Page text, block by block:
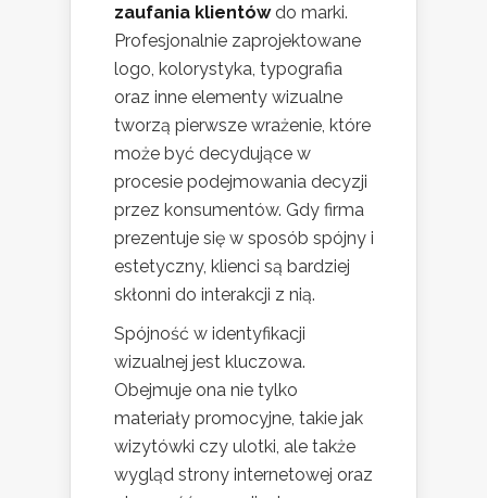
zaufania klientówdo marki.
Profesjonalnie zaprojektowane
logo, kolorystyka, typografia
oraz inne elementy wizualne
tworzą pierwsze wrażenie, które
może być decydujące w
procesie podejmowania decyzji
przez konsumentów. Gdy firma
prezentuje się w sposób spójny i
estetyczny, klienci są bardziej
skłonni do interakcji z nią.
Spójność w identyfikacji
wizualnej jest kluczowa.
Obejmuje ona nie tylko
materiały promocyjne, takie jak
wizytówki czy ulotki, ale także
wygląd strony internetowej oraz